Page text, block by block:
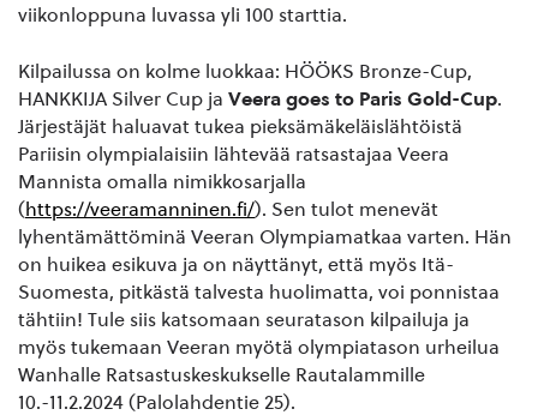
viikonloppuna luvassa yli 100 starttia.
Kilpailussa on kolme luokkaa: HÖÖKS Bronze-Cup,
HANKKIJA Silver Cup ja Veera goes to Paris Gold-Cup.
Järjestäjät haluavat tukea pieksämäkeläislähtöistä
Pariisin olympialaisiin lähtevää ratsastajaa Veera
Mannista omalla nimikkosarjalla
(https://veeramanninen.fi/). Sen tulot menevät
lyhentämättöminä Veeran Olympiamatkaa varten. Hän
on huikea esikuva ja on näyttänyt, että myös Itä-
Suomesta, pitkästä talvesta huolimatta, voi ponnistaa
tähtiin! Tule siis katsomaan seuratason kilpailuja ja
myös tukemaan Veeran myötä olympiatason urheilua
Wanhalle Ratsastuskeskukselle Rautalammille
10.-11.2.2024 (Palolahdentie 25).